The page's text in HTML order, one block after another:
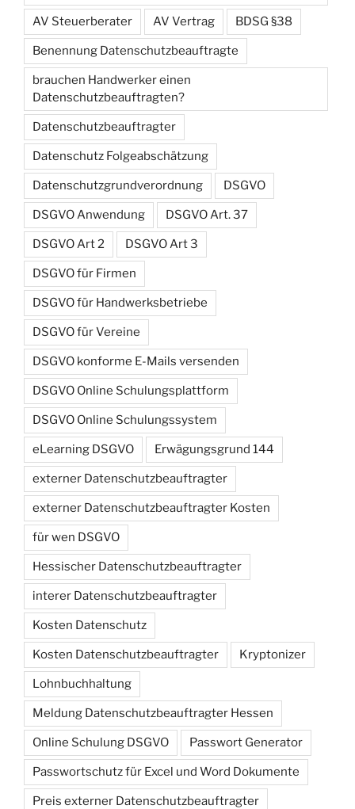
AV Steuerberater AV Vertrag BDSG §38
Benennung Datenschutzbeauftragte
brauchen Handwerker einen
Datenschutzbeauftragten?
Datenschutzbeauftragter
Datenschutz Folgeabschätzung
Datenschutzgrundverordnung DSGVO
DSGVO Anwendung DSGVO Art. 37
DSGVO Art 2 DSGVO Art 3
DSGVO für Firmen
DSGVO für Handwerksbetriebe
DSGVO für Vereine
DSGVO konforme E-Mails versenden
DSGVO Online Schulungsplattform
DSGVO Online Schulungssystem
eLearning DSGVO Erwägungsgrund 144
externer Datenschutzbeauftragter
externer Datenschutzbeauftragter Kosten
für wen DSGVO
Hessischer Datenschutzbeauftragter
interer Datenschutzbeauftragter
Kosten Datenschutz
Kosten Datenschutzbeauftragter Kryptonizer
Lohnbuchhaltung
Meldung Datenschutzbeauftragter Hessen
Online Schulung DSGVO Passwort Generator
Passwortschutz für Excel und Word Dokumente
Preis externer Datenschutzbeauftragter